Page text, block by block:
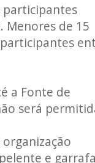
participantes
Menores de 15
a Fonte de
será
e garrafa